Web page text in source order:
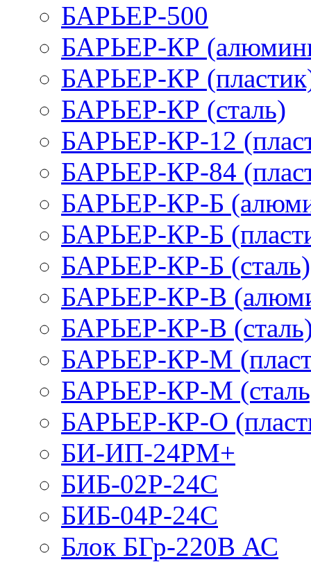
БАРЬЕР-500
БАРЬЕР-КР
БАРЬЕР-КР
БАРЬЕР-КР (сталь)
БАРЬЕР-КР-12
БАРЬЕР-КР-84
БАРЬЕР-КР-Б
БАРЬЕР-КР-Б
БАРЬЕР-КР-Б (сталь)
БАРЬЕР-КР-В
БАРЬЕР-КР-В
БАРЬЕР-КР-М
БАРЬЕР-КР-М
БАРЬЕР-КР-О
БИ-ИП-24РМ+
БИБ-02Р-24С
БИБ-04Р-24С
Блок БГр-220В АС